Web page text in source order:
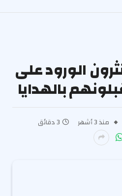
الورود على
بالهدايا
منذ 3 أشهر
3 دقائق